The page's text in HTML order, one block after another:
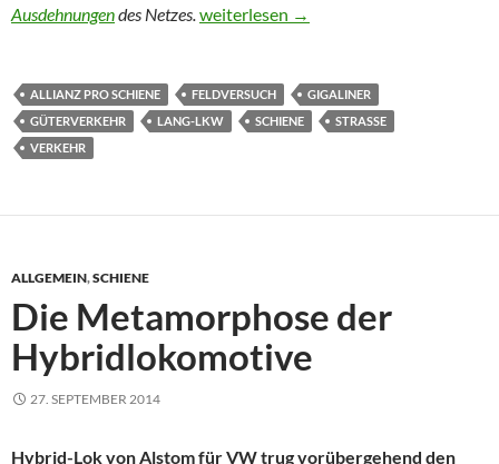
Ausdehnungendes Netzes.Umweltverbände klagen gegen
weiterlesen →
ALLIANZ PRO SCHIENE FELDVERSUCH
GIGALINER
GÜTERVERKEHR
LANG-LKW SCHIENE
STRASSE
VERKEHR
ALLGEMEIN,SCHIENE
Die Metamorphose der
Hybridlokomotive
27. SEPTEMBER 2014
Hybrid-Lok von Alstom für VW trug vorübergehend den